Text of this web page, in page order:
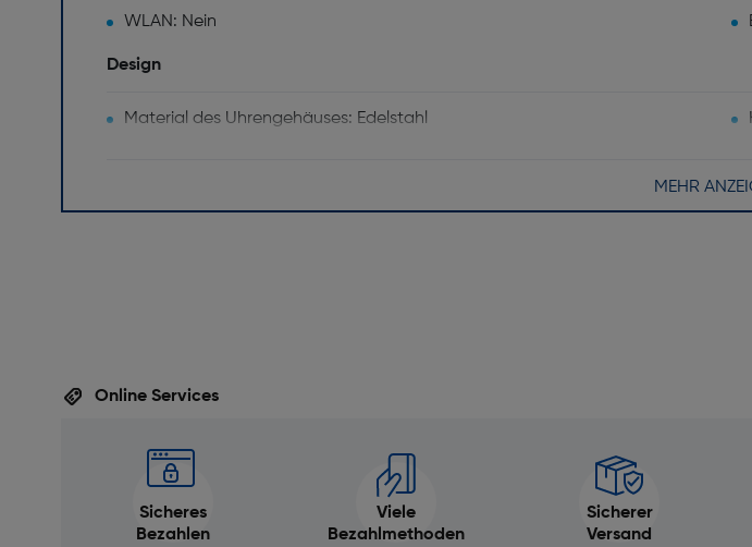
WLAN: Nein
Design
Material des Uhrengehäuses: Edelstahl
Schlafanalyse: Ja
Herzfrequenzmonitor: Ja
Höhenmesser: Ja
MEHR
Online Services
Sicheres
Bezahlen
Viele
Bezahlmethoden
Sicherer
Versand